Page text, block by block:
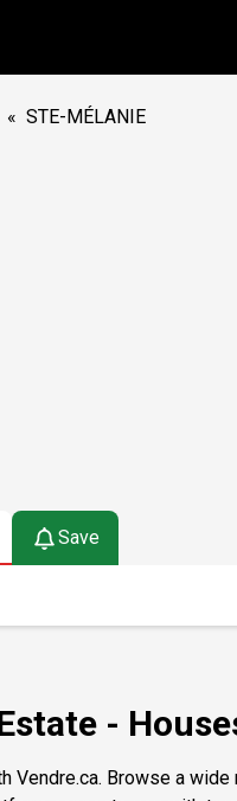
« STE-MÉLANIE
Save
-
Vendre.ca. Browse a